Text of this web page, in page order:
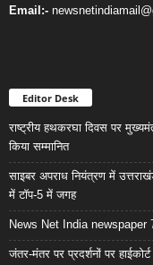
Email:-
Editor Desk
राष्ट्रीय हथकरघा दिवस पर
किया सम्मानित
साइबर अपराध नियंत्रण में
में टॉप-5 में जगह
News Net India newspaper
जंतर-मंतर पर प्रदर्शनों पर